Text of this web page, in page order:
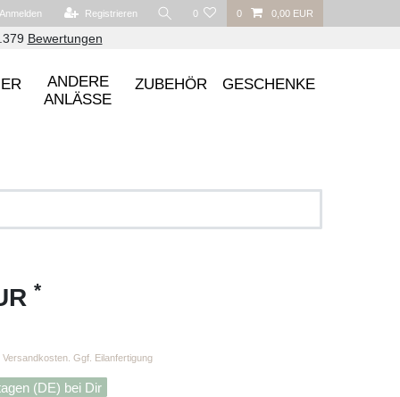
Registrieren 0 0 0,00 EUR
Bewertungen
ANDERE
ANLÄSSE
ZUBEHÖR GESCHENKE
*
Versandkosten. Ggf. Eilanfertigung
(DE) bei Dir